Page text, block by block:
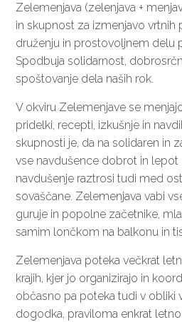
Zelemenjava (zelenjava +
in skupnost za izmenjavo vrtnih
druženju in prostovoljnem delu
Spodbuja solidarnost,
spoštovanje dela naših rok.
V okviru Zelemenjave se
pridelki, recepti, izkušnje in
skupnosti je, da na solidaren in
vse navdušence dobrot in
navdušenje raztrosi tudi med
sovaščane. Zelemenjava vabi
guruje in popolne začetnike,
samim lončkom na balkonu in
Zelemenjava poteka večkrat
krajih, kjer jo organizirajo in
občasno pa poteka tudi v obliki
dogodka, praviloma enkrat